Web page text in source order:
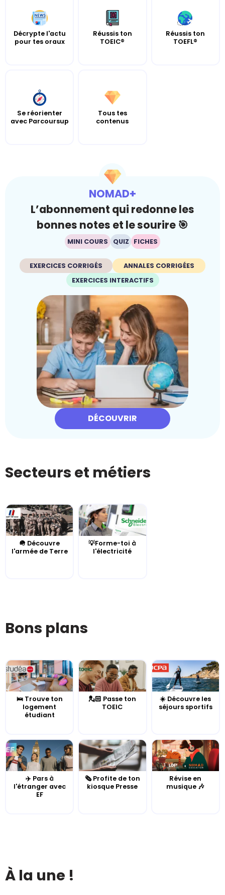
Décrypte l'actu
pour tes oraux
Réussis ton
TOEIC®
Réussis ton
TOEFL®
Se réorienter
avec Parcoursup
Tous tes
contenus
NOMAD+
L’abonnement qui redonne les
bonnes notes et le sourire 🎯
MINI COURS QUIZ FICHES
EXERCICES CORRIGÉS
ANNALES CORRIGÉES
EXERCICES INTERACTIFS
DÉCOUVRIR
Secteurs et métiers
🪖 Découvre
l'armée de Terre
💡Forme-toi à
l'électricité
Bons plans
🛌 Trouve ton
logement
étudiant
💂🏻 Passe ton
TOEIC
☀️ Découvre les
séjours sportifs
✈️ Pars à
l'étranger avec
EF
🗞️ Profite de ton
kiosque Presse
Révise en
musique 🎶
À la une !